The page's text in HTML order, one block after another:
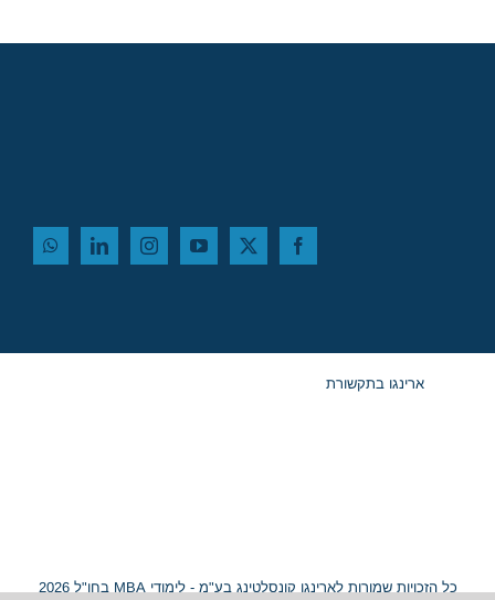
ארינגו בתקשורת
כל הזכויות שמורות לארינגו קונסלטינג בע"מ - לימודי MBA בחו"ל 2026